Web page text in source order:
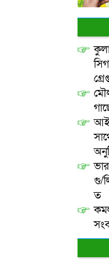
গু/
ত